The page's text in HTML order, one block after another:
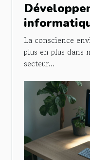
réduire
de vos
La conscience
plus en plus dans
secteur...